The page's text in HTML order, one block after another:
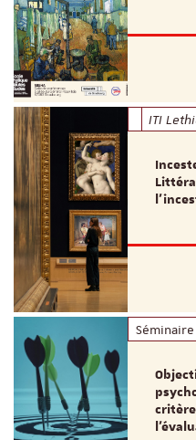
ITI
Séminaire